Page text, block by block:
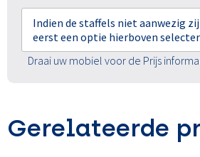
Indien de staffels niet aanwezig
eerst een optie hierboven
Draai uw mobiel voor de Prijs
Gerelateerde